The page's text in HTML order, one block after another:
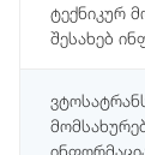
ტექნიკურ
შესახებ